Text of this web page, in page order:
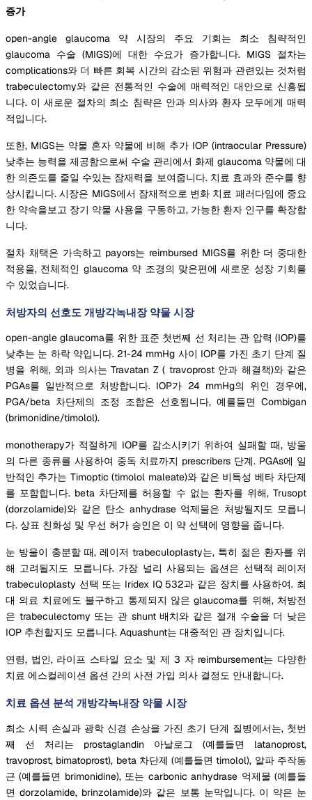
증가
open-angle glaucoma 약 시장의 주요 기회는 최소 침략적인
glaucoma 수술 (MIGS)에 대한 수요가 증가합니다. MIGS 절차는
complications와 더 빠른 회복 시간의 감소된 위험과 관련있는 것처럼
trabeculectomy와 같은 전통적인 수술에 매력적인 대안으로 신흥됩
니다. 이 새로운 절차의 최소 침략은 안과 의사와 환자 모두에게 매력
적입니다.
또한, MIGS는 약물 혼자 약물에 비해 추가 IOP (intraocular Pressure)
낮추는 능력을 제공함으로써 수술 관리에서 화제 glaucoma 약물에 대
한 의존도를 줄일 수있는 잠재력을 보여줍니다. 치료 효과와 준수를 향
상시킵니다. 시장은 MIGS에서 잠재적으로 변화 치료 패러다임에 중요
한 약속을보고 장기 약물 사용을 구동하고, 가능한 환자 인구를 확장합
니다.
절차 채택은 가속하고 payors는 reimbursed MIGS를 위한 더 중대한
적용을, 전체적인 glaucoma 약 조경의 맞은편에 새로운 성장 기회를
수 있었습니다.
처방자의 선호도 개방각녹내장 약물 시장
open-angle glaucoma를 위한 표준 첫번째 선 처리는 관 압력 (IOP)를
낮추는 눈 하락 약입니다. 21-24 mmHg 사이 IOP를 가진 초기 단계 질
병을 위해, 외과 의사는 Travatan Z ( travoprost 안과 해결책)와 같은
PGAs를 일반적으로 처방합니다. IOP가 24 mmHg의 위인 경우에,
PGA/beta 차단제의 조정 조합은 선호됩니다, 예를들면 Combigan
(brimonidine/timolol).
monotherapy가 적절하게 IOP를 감소시키기 위하여 실패할 때, 방울
의 다른 종류를 사용하여 중독 치료까지 prescribers 단계. PGAs에 일
반적인 추가는 Timoptic (timolol maleate)와 같은 비특성 베타 차단제
를 포함합니다. beta 차단제를 허용할 수 없는 환자를 위해, Trusopt
(dorzolamide)와 같은 탄소 anhydrase 억제물은 처방될지도 모릅니
다. 상표 친화성 및 우선 허가 승인은 이 약 선택에 영향을 줍니다.
눈 방울이 충분할 때, 레이저 trabeculoplasty는, 특히 젊은 환자를 위
해 고려될지도 모릅니다. 가장 널리 사용되는 옵션은 선택적 레이저
trabeculoplasty 선택 또는 Iridex IQ 532과 같은 장치를 사용하여. 최
대 의료 치료에도 불구하고 통제되지 않은 glaucoma를 위해, 처방전
은 trabeculectomy 또는 관 shunt 배치와 같은 절개 수술을 더 낮은
IOP 추천할지도 모릅니다. Aquashunt는 대중적인 관 장치입니다.
연령, 법인, 라이프 스타일 요소 및 제 3 자 reimbursement는 다양한
치료 에스컬레이션 옵션 간의 사전 가입 의사 결정도 안내합니다.
치료 옵션 분석 개방각녹내장 약물 시장
최소 시력 손실과 광학 신경 손상을 가진 초기 단계 질병에서는, 첫번
째 선 처리는 prostaglandin 아날로그 (예를들면 latanoprost,
travoprost, bimatoprost), beta 차단제 (예를들면 timolol), 알파 주작동
근 (예를들면 brimonidine), 또는 carbonic anhydrase 억제물 (예를들
면 dorzolamide, brinzolamide)와 같은 보통 눈막입니다. 이 약은 눈